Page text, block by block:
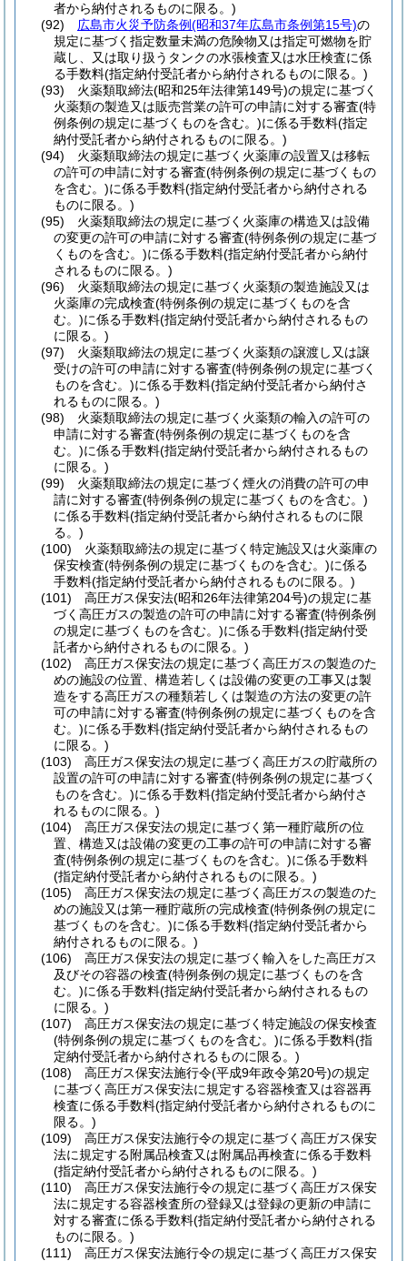
者から納付されるものに限る。)
(92)
広島市火災予防条例(昭和37年広島市条例第15号)の
規定に基づく指定数量未満の危険物又は指定可燃物を貯
蔵し、又は取り扱うタンクの水張検査又は水圧検査に係
る手数料(指定納付受託者から納付されるものに限る。)
(93)
火薬類取締法(昭和25年法律第149号)の規定に基づく
火薬類の製造又は販売営業の許可の申請に対する審査(特
例条例の規定に基づくものを含む。)に係る手数料(指定
納付受託者から納付されるものに限る。)
(94)
火薬類取締法の規定に基づく火薬庫の設置又は移転
の許可の申請に対する審査(特例条例の規定に基づくもの
を含む。)に係る手数料(指定納付受託者から納付される
ものに限る。)
(95)
火薬類取締法の規定に基づく火薬庫の構造又は設備
の変更の許可の申請に対する審査(特例条例の規定に基づ
くものを含む。)に係る手数料(指定納付受託者から納付
されるものに限る。)
(96)
火薬類取締法の規定に基づく火薬類の製造施設又は
火薬庫の完成検査(特例条例の規定に基づくものを含
む。)に係る手数料(指定納付受託者から納付されるもの
に限る。)
(97)
火薬類取締法の規定に基づく火薬類の譲渡し又は譲
受けの許可の申請に対する審査(特例条例の規定に基づく
ものを含む。)に係る手数料(指定納付受託者から納付さ
れるものに限る。)
(98)
火薬類取締法の規定に基づく火薬類の輸入の許可の
申請に対する審査(特例条例の規定に基づくものを含
む。)に係る手数料(指定納付受託者から納付されるもの
に限る。)
(99)
火薬類取締法の規定に基づく煙火の消費の許可の申
請に対する審査(特例条例の規定に基づくものを含む。)
に係る手数料(指定納付受託者から納付されるものに限
る。)
(100)
火薬類取締法の規定に基づく特定施設又は火薬庫の
保安検査(特例条例の規定に基づくものを含む。)に係る
手数料(指定納付受託者から納付されるものに限る。)
(101)
高圧ガス保安法(昭和26年法律第204号)の規定に基
づく高圧ガスの製造の許可の申請に対する審査(特例条例
の規定に基づくものを含む。)に係る手数料(指定納付受
託者から納付されるものに限る。)
(102)
高圧ガス保安法の規定に基づく高圧ガスの製造のた
めの施設の位置、構造若しくは設備の変更の工事又は製
造をする高圧ガスの種類若しくは製造の方法の変更の許
可の申請に対する審査(特例条例の規定に基づくものを含
む。)に係る手数料(指定納付受託者から納付されるもの
に限る。)
(103)
高圧ガス保安法の規定に基づく高圧ガスの貯蔵所の
設置の許可の申請に対する審査(特例条例の規定に基づく
ものを含む。)に係る手数料(指定納付受託者から納付さ
れるものに限る。)
(104)
高圧ガス保安法の規定に基づく第一種貯蔵所の位
置、構造又は設備の変更の工事の許可の申請に対する審
査(特例条例の規定に基づくものを含む。)に係る手数料
(指定納付受託者から納付されるものに限る。)
(105)
高圧ガス保安法の規定に基づく高圧ガスの製造のた
めの施設又は第一種貯蔵所の完成検査(特例条例の規定に
基づくものを含む。)に係る手数料(指定納付受託者から
納付されるものに限る。)
(106)
高圧ガス保安法の規定に基づく輸入をした高圧ガス
及びその容器の検査(特例条例の規定に基づくものを含
む。)に係る手数料(指定納付受託者から納付されるもの
に限る。)
(107)
高圧ガス保安法の規定に基づく特定施設の保安検査
(特例条例の規定に基づくものを含む。)に係る手数料(指
定納付受託者から納付されるものに限る。)
(108)
高圧ガス保安法施行令(平成9年政令第20号)の規定
に基づく高圧ガス保安法に規定する容器検査又は容器再
検査に係る手数料(指定納付受託者から納付されるものに
限る。)
(109)
高圧ガス保安法施行令の規定に基づく高圧ガス保安
法に規定する附属品検査又は附属品再検査に係る手数料
(指定納付受託者から納付されるものに限る。)
(110)
高圧ガス保安法施行令の規定に基づく高圧ガス保安
法に規定する容器検査所の登録又は登録の更新の申請に
対する審査に係る手数料(指定納付受託者から納付される
ものに限る。)
(111)
高圧ガス保安法施行令の規定に基づく高圧ガス保安